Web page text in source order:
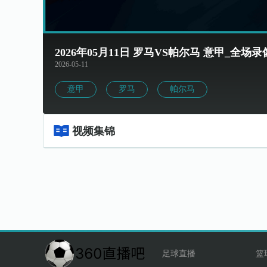
2026年05月11日 罗马VS帕尔马 意甲_全场
2026-05-11
意甲 罗马 帕尔马
视频集锦
足球直播 篮